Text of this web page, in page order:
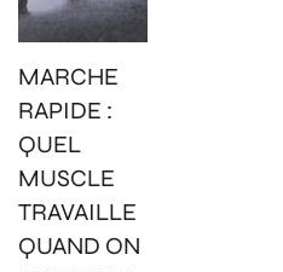
MARCHE
RAPIDE :
QUEL
MUSCLE
TRAVAILLE
QUAND ON